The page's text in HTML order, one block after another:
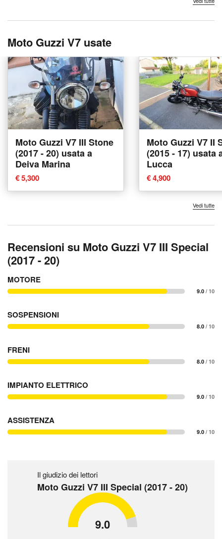
Moto Guzzi V7 usate
Moto Guzzi V7 III Stone
(2017 - 20) usata a
Deiva Marina
€ 5,300
Moto Guzzi V7 II
(2015 - 17) usata
Lucca
€ 4,900
Vedi tutte
Recensioni su Moto Guzzi V7 III Special
(2017 - 20)
MOTORE
9.0 / 10
SOSPENSIONI
8.0 / 10
FRENI
8.0 / 10
IMPIANTO ELETTRICO
9.0 / 10
ASSISTENZA
9.0 / 10
Il giudizio dei lettori
Moto Guzzi V7 III Special (2017 - 20)
9.0